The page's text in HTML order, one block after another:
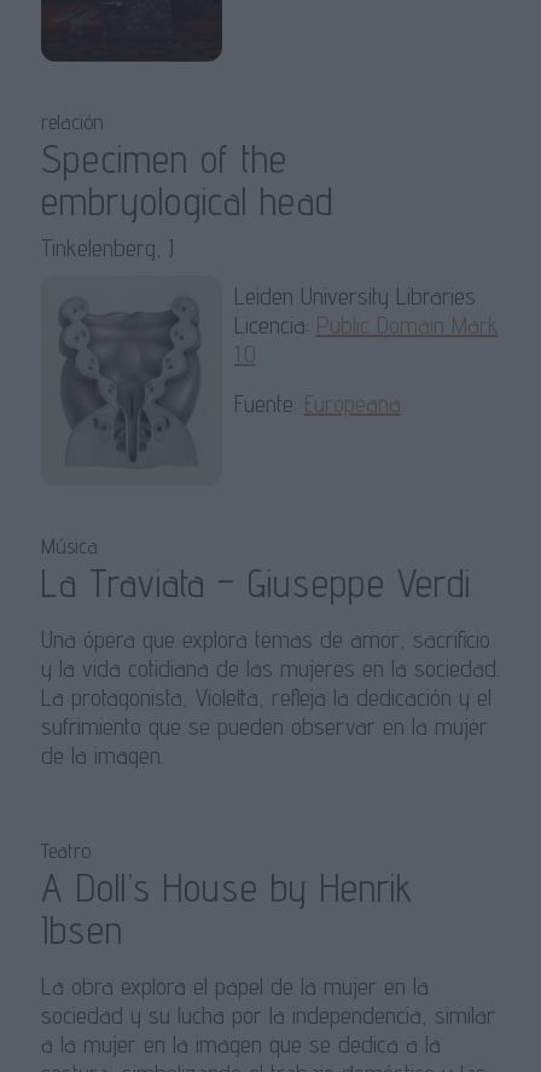
relación
Specimen of the
embryological head
Tinkelenberg, J
Leiden University Libraries
Licencia: Public Domain Mark
1.0
Fuente: Europeana
Música
La Traviata – Giuseppe Verdi
Una ópera que explora temas de amor, sacrificio
y la vida cotidiana de las mujeres en la sociedad.
La protagonista, Violetta, refleja la dedicación y el
sufrimiento que se pueden observar en la mujer
de la imagen.
Teatro
A Doll’s House by Henrik
Ibsen
La obra explora el papel de la mujer en la
sociedad y su lucha por la independencia, similar
a la mujer en la imagen que se dedica a la